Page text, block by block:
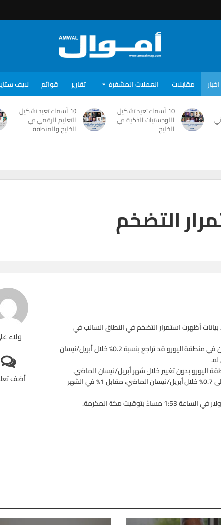
اخبار مقابلات العملات المشفرة تقارير قوائم لايف
10 أسماء تعيد تشكيل
اللوجستيات الذكية في
الخليج
10 أسماء تعيد تشكيل
التعليم الرقمي في
الخليج والمنطقة
التضخم
ولاء
أضف
بيانات أظهرت استمرار التضخم في النطاق السالب في
وأعلنت هيئة إحصاءات الاتحاد الأوروبي أن مؤشر أسعار المستهلكين في منطقة اليورو قد تراجع بنسبة 0.2% خلال أبريل/نيسان
بدون تغيير خلال شهر أبريل/نيسان الماضي.
وانخفض التضخم الأساسي والذي يستثني أسعار الغذاء والطاقة إلى 0.7% خلال أبريل/نيسان الماضي، مقابل 1% في الشهر